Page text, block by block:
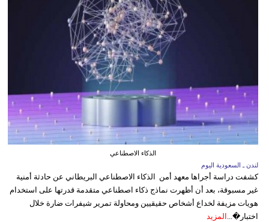
الذكاء الاصطناعي
لندن ـ السعودية اليوم
كشفت دراسة أجراها معهد أمن الذكاء الاصطناعي البريطاني عن حادثة أمنية
غير مسبوقة، بعد أن أظهرت نماذج ذكاء اصطناعي متقدمة قدرتها على استخدام
هويات مزيفة لخداع أشخاص حقيقيين ومحاولة تمرير شيفرات ضارة خلال
اختبار�...
المزيد